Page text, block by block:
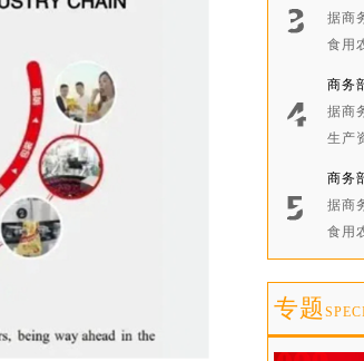
据商
食用
商务
据商
生产
商务
据商
食用
专题